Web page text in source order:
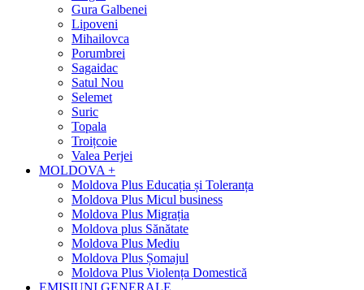
Gura Galbenei
Lipoveni
Mihailovca
Porumbrei
Sagaidac
Satul Nou
Selemet
Suric
Topala
Troițcoie
Valea Perjei
MOLDOVA +
Moldova Plus Educația și Toleranța
Moldova Plus Micul business
Moldova Plus Migrația
Moldova plus Sănătate
Moldova Plus Mediu
Moldova Plus Șomajul
Moldova Plus Violența Domestică
EMISIUNI GENERALE